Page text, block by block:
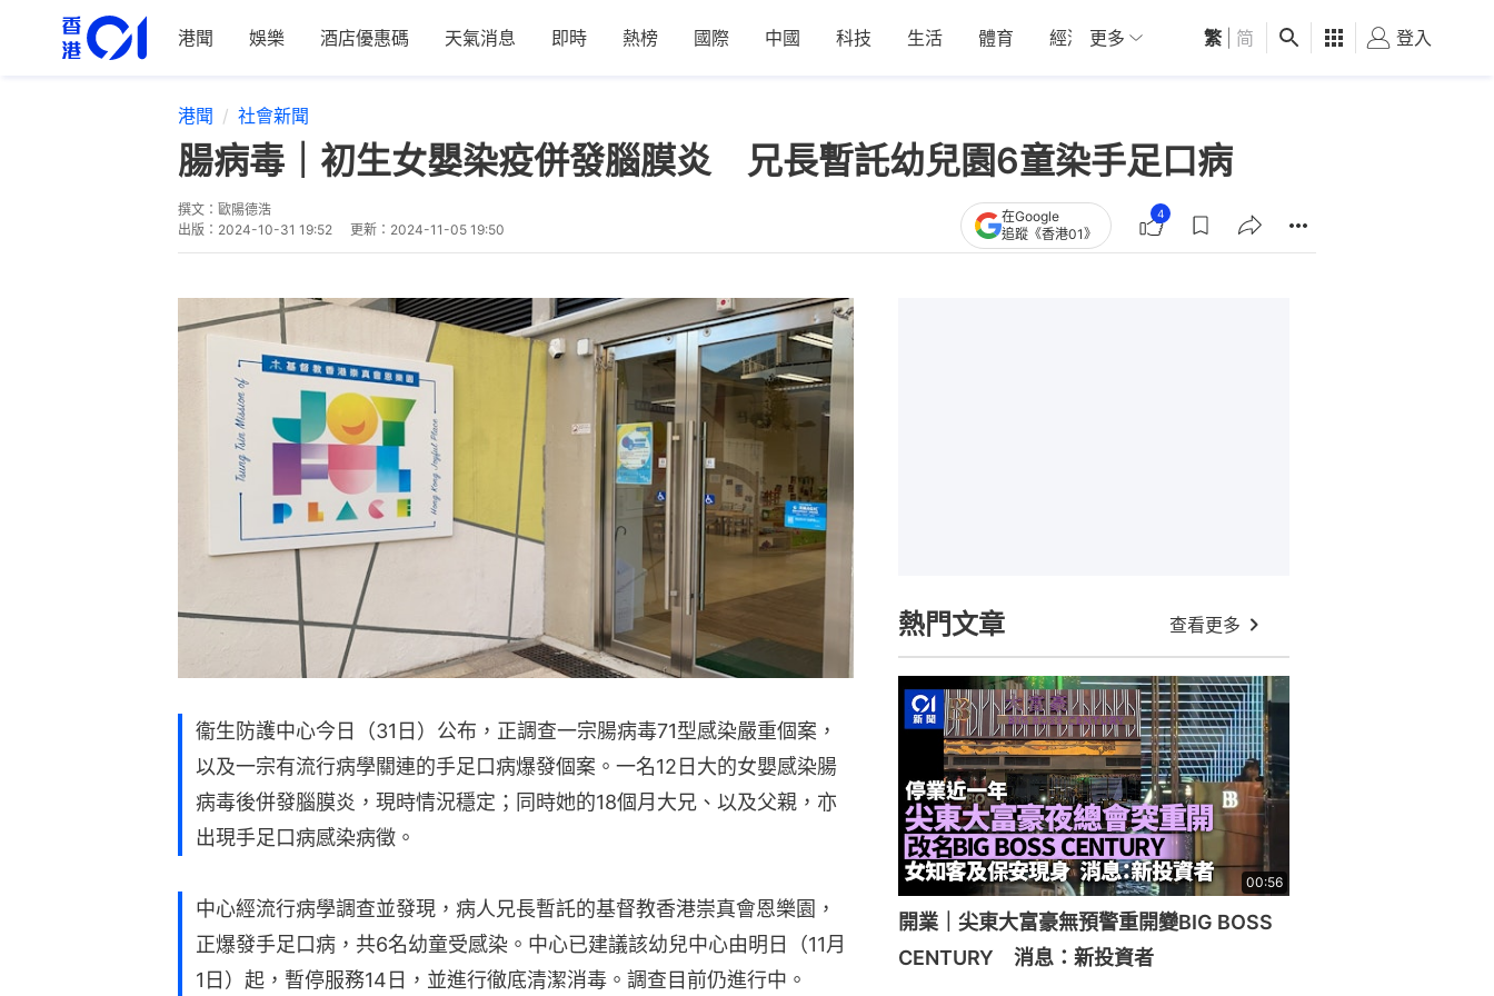
港聞 娛樂 酒店優惠碼 天氣消息 即時 熱榜 國際 中國 科技 生活 體育 經濟 01深圳 觀點 健康 好食玩飛
更多 繁 简 登入
港聞 社會新聞
腸病毒｜初生女嬰染疫併發腦膜炎 兄長暫託幼兒園6童染手足口病
撰文： 歐陽德浩
出版： 2024-10-31 19:52 更新： 2024-11-05 19:50
在Google
追蹤《香港01》
4
衞生防護中心今日（31日）公布，正調查一宗腸病毒71型感染嚴重個案，
以及一宗有流行病學關連的手足口病爆發個案。一名12日大的女嬰感染腸
病毒後併發腦膜炎，現時情況穩定；同時她的18個月大兄、以及父親，亦
出現手足口病感染病徵。
中心經流行病學調查並發現，病人兄長暫託的基督教香港崇真會恩樂園，
正爆發手足口病，共6名幼童受感染。中心已建議該幼兒中心由明日（11月
1日）起，暫停服務14日，並進行徹底清潔消毒。調查目前仍進行中。
熱門文章 查看更多
00:56
開業｜尖東大富豪無預警重開變BIG BOSS
CENTURY 消息：新投資者